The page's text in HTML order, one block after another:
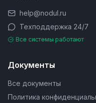
help@nodul.ru
Техподдержка 24/7
Все системы работают
Документы
Все документы
Политика